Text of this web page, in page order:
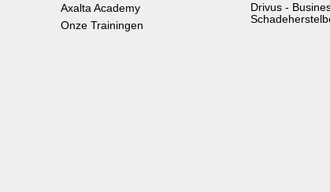
Axalta Academy
Onze Trainingen
Drivus -